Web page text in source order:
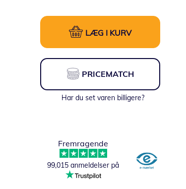
LÆG I KURV
PRICEMATCH
Har du set varen billigere?
Fremragende
99,015 anmeldelser på